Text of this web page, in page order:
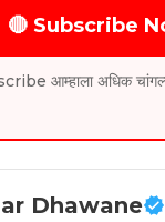
🔴 Subscribe
आम्हाला अधिक चांगल्या
Dhawane